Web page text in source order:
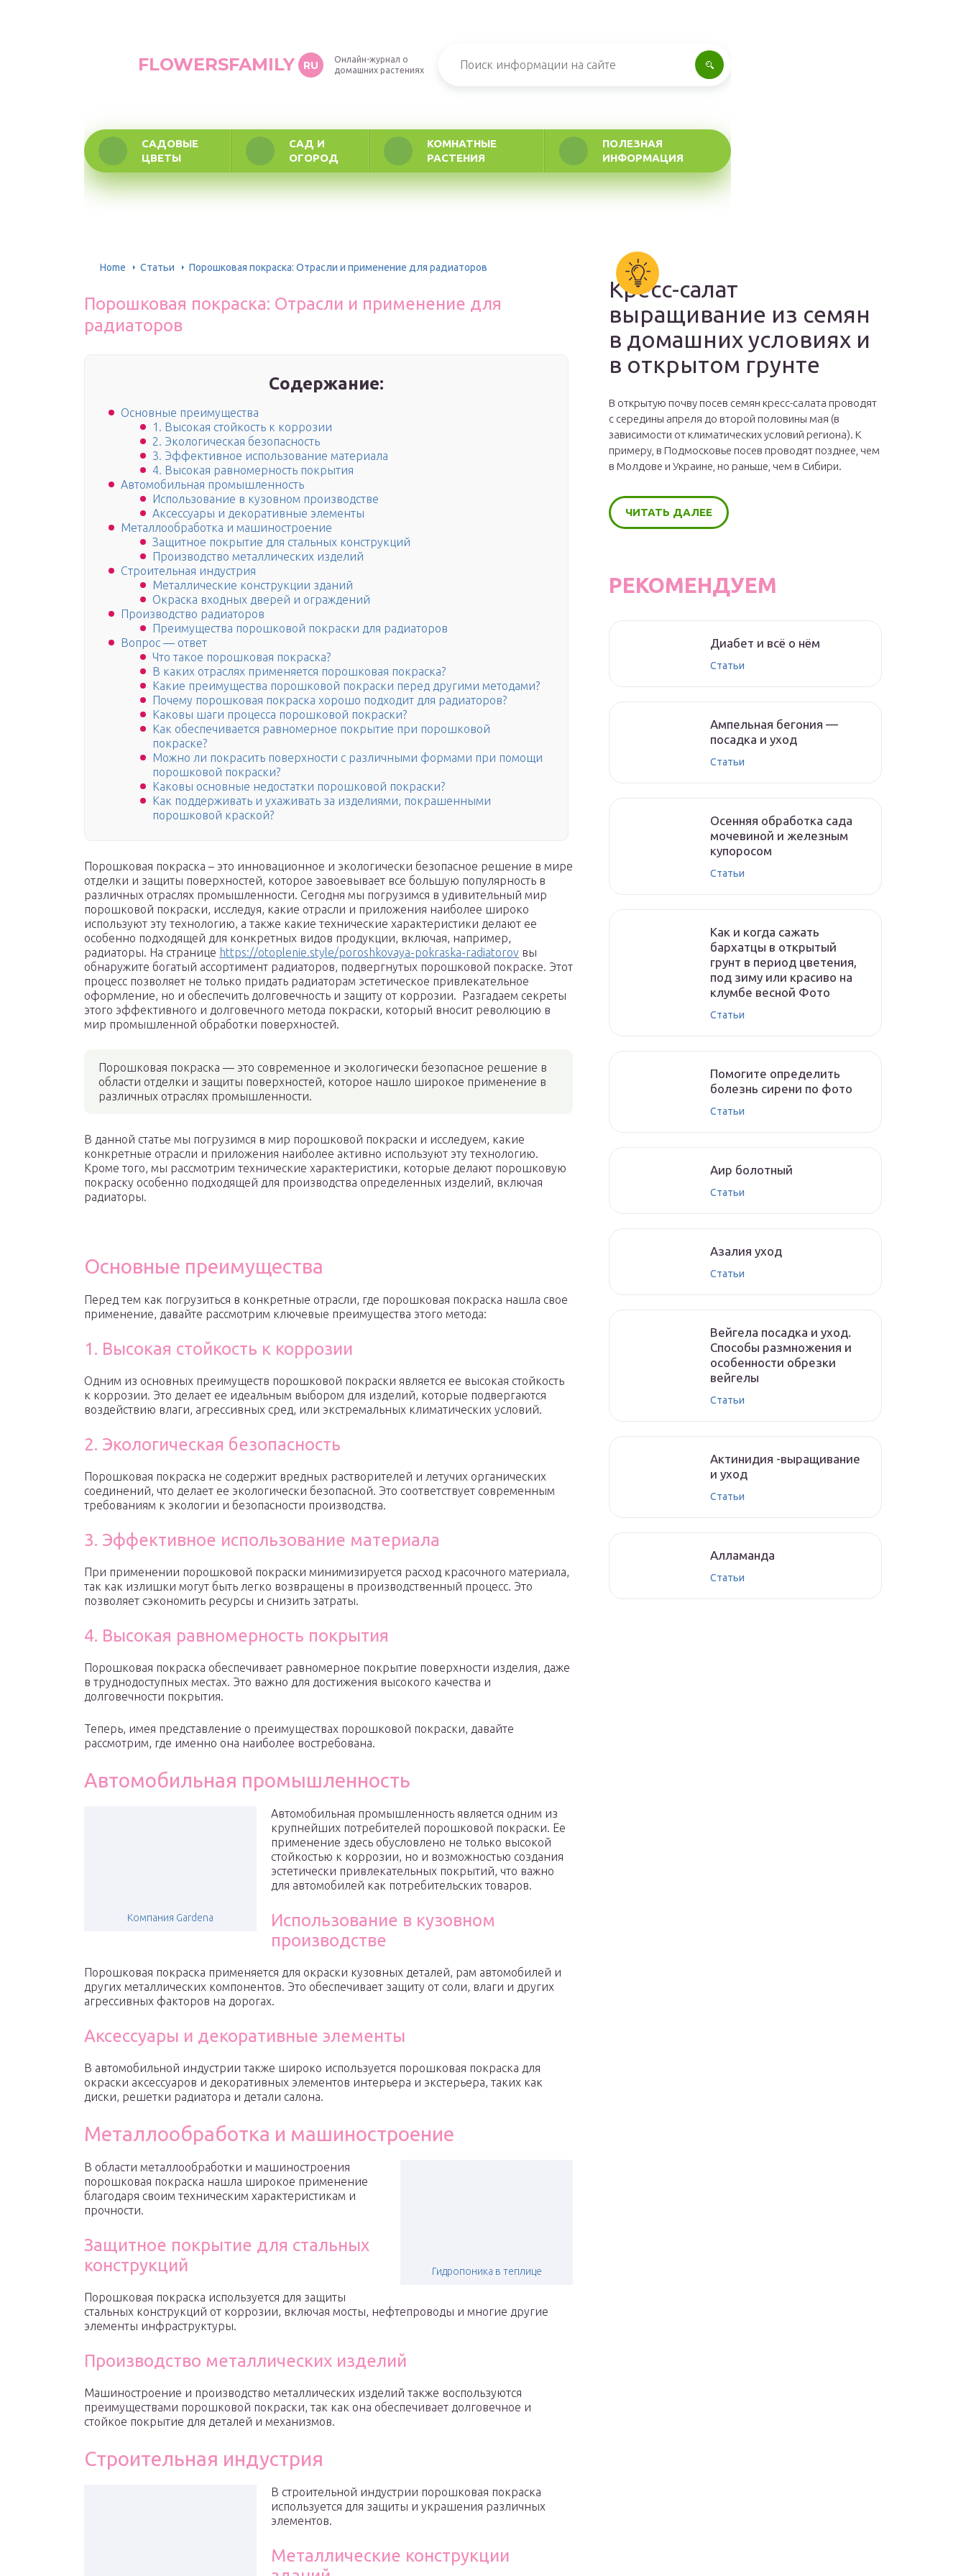
FLOWERSFAMILY RU
Онлайн-журнал о
домашних растениях
САДОВЫЕ
ЦВЕТЫ
САД И
ОГОРОД
КОМНАТНЫЕ
РАСТЕНИЯ
ПОЛЕЗНАЯ
ИНФОРМАЦИЯ
Home Статьи Порошковая покраска: Отрасли и применение для радиаторов
Порошковая покраска: Отрасли и применение для
радиаторов
Содержание:
Основные преимущества
1. Высокая стойкость к коррозии
2. Экологическая безопасность
3. Эффективное использование материала
4. Высокая равномерность покрытия
Автомобильная промышленность
Использование в кузовном производстве
Аксессуары и декоративные элементы
Металлообработка и машиностроение
Защитное покрытие для стальных конструкций
Производство металлических изделий
Строительная индустрия
Металлические конструкции зданий
Окраска входных дверей и ограждений
Производство радиаторов
Преимущества порошковой покраски для радиаторов
Вопрос — ответ
Что такое порошковая покраска?
В каких отраслях применяется порошковая покраска?
Какие преимущества порошковой покраски перед другими методами?
Почему порошковая покраска хорошо подходит для радиаторов?
Каковы шаги процесса порошковой покраски?
Как обеспечивается равномерное покрытие при порошковой
покраске?
Можно ли покрасить поверхности с различными формами при помощи
порошковой покраски?
Каковы основные недостатки порошковой покраски?
Как поддерживать и ухаживать за изделиями, покрашенными
порошковой краской?
Порошковая покраска – это инновационное и экологически безопасное решение в мире
отделки и защиты поверхностей, которое завоевывает все большую популярность в
различных отраслях промышленности. Сегодня мы погрузимся в удивительный мир
порошковой покраски, исследуя, какие отрасли и приложения наиболее широко
используют эту технологию, а также какие технические характеристики делают ее
особенно подходящей для конкретных видов продукции, включая, например,
радиаторы. На странице https://otoplenie.style/poroshkovaya-pokraska-radiatorov вы
обнаружите богатый ассортимент радиаторов, подвергнутых порошковой покраске. Этот
процесс позволяет не только придать радиаторам эстетическое привлекательное
оформление, но и обеспечить долговечность и защиту от коррозии. Разгадаем секреты
этого эффективного и долговечного метода покраски, который вносит революцию в
мир промышленной обработки поверхностей.
Порошковая покраска — это современное и экологически безопасное решение в
области отделки и защиты поверхностей, которое нашло широкое применение в
различных отраслях промышленности.
В данной статье мы погрузимся в мир порошковой покраски и исследуем, какие
конкретные отрасли и приложения наиболее активно используют эту технологию.
Кроме того, мы рассмотрим технические характеристики, которые делают порошковую
покраску особенно подходящей для производства определенных изделий, включая
радиаторы.
Основные преимущества
Перед тем как погрузиться в конкретные отрасли, где порошковая покраска нашла свое
применение, давайте рассмотрим ключевые преимущества этого метода:
1. Высокая стойкость к коррозии
Одним из основных преимуществ порошковой покраски является ее высокая стойкость
к коррозии. Это делает ее идеальным выбором для изделий, которые подвергаются
воздействию влаги, агрессивных сред, или экстремальных климатических условий.
2. Экологическая безопасность
Порошковая покраска не содержит вредных растворителей и летучих органических
соединений, что делает ее экологически безопасной. Это соответствует современным
требованиям к экологии и безопасности производства.
3. Эффективное использование материала
При применении порошковой покраски минимизируется расход красочного материала,
так как излишки могут быть легко возвращены в производственный процесс. Это
позволяет сэкономить ресурсы и снизить затраты.
4. Высокая равномерность покрытия
Порошковая покраска обеспечивает равномерное покрытие поверхности изделия, даже
в труднодоступных местах. Это важно для достижения высокого качества и
долговечности покрытия.
Теперь, имея представление о преимуществах порошковой покраски, давайте
рассмотрим, где именно она наиболее востребована.
Автомобильная промышленность
Компания Gardena
Автомобильная промышленность является одним из
крупнейших потребителей порошковой покраски. Ее
применение здесь обусловлено не только высокой
стойкостью к коррозии, но и возможностью создания
эстетически привлекательных покрытий, что важно
для автомобилей как потребительских товаров.
Использование в кузовном
производстве
Порошковая покраска применяется для окраски кузовных деталей, рам автомобилей и
других металлических компонентов. Это обеспечивает защиту от соли, влаги и других
агрессивных факторов на дорогах.
Аксессуары и декоративные элементы
В автомобильной индустрии также широко используется порошковая покраска для
окраски аксессуаров и декоративных элементов интерьера и экстерьера, таких как
диски, решетки радиатора и детали салона.
Металлообработка и машиностроение
Гидропоника в теплице
В области металлообработки и машиностроения
порошковая покраска нашла широкое применение
благодаря своим техническим характеристикам и
прочности.
Защитное покрытие для стальных
конструкций
Порошковая покраска используется для защиты
стальных конструкций от коррозии, включая мосты, нефтепроводы и многие другие
элементы инфраструктуры.
Производство металлических изделий
Машиностроение и производство металлических изделий также воспользуются
преимуществами порошковой покраски, так как она обеспечивает долговечное и
стойкое покрытие для деталей и механизмов.
Строительная индустрия
В строительной индустрии порошковая покраска
используется для защиты и украшения различных
элементов.
Металлические конструкции
Кресс-салат
выращивание из семян
в домашних условиях и
в открытом грунте
В открытую почву посев семян кресс-салата проводят
с середины апреля до второй половины мая (в
зависимости от климатических условий региона). К
примеру, в Подмосковье посев проводят позднее, чем
в Молдове и Украине, но раньше, чем в Сибири.
ЧИТАТЬ ДАЛЕЕ
РЕКОМЕНДУЕМ
Диабет и всё о нём
Статьи
Ампельная бегония —
посадка и уход
Статьи
Осенняя обработка сада
мочевиной и железным
купоросом
Статьи
Как и когда сажать
бархатцы в открытый
грунт в период цветения,
под зиму или красиво на
клумбе весной Фото
Статьи
Помогите определить
болезнь сирени по фото
Статьи
Аир болотный
Статьи
Азалия уход
Статьи
Вейгела посадка и уход.
Способы размножения и
особенности обрезки
вейгелы
Статьи
Актинидия -выращивание
и уход
Статьи
Алламанда
Статьи